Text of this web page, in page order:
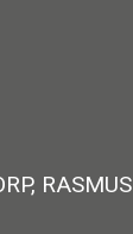
RASMUS